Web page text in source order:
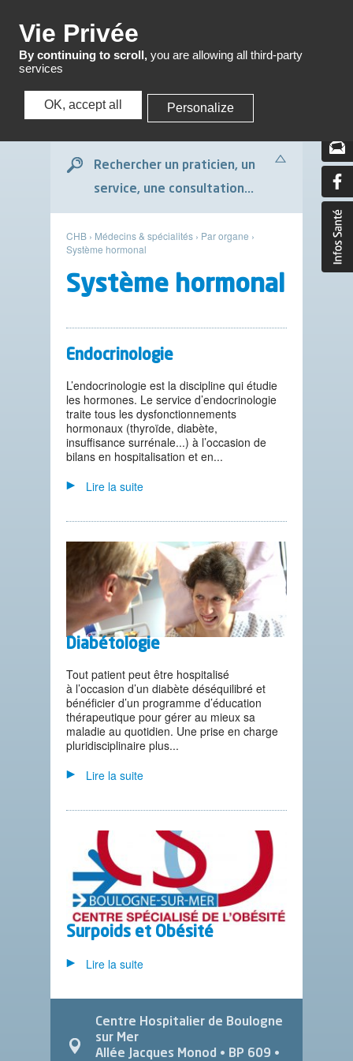
Menu
Rechercher un praticien, un
service, une consultation...
CHB › Médecins & spécialités › Par organe ›
Système hormonal
Système hormonal
Endocrinologie
L’endocrinologie est la discipline qui étudie
les hormones. Le service d’endocrinologie
traite tous les dysfonctionnements
hormonaux (thyroïde, diabète,
insuffisance surrénale...) à l’occasion de
bilans en hospitalisation et en...
Lire la suite
Diabétologie
Tout patient peut être hospitalisé
à l’occasion d’un diabète déséquilibré et
bénéficier d’un programme d’éducation
thérapeutique pour gérer au mieux sa
maladie au quotidien. Une prise en charge
pluridisciplinaire plus...
Lire la suite
Surpoids et Obésité
Lire la suite
Centre Hospitalier de Boulogne
sur Mer
Allée Jacques Monod • BP 609 •
Vie Privée
By continuing to scroll, you are allowing all third-party
services
OK, accept all Personalize